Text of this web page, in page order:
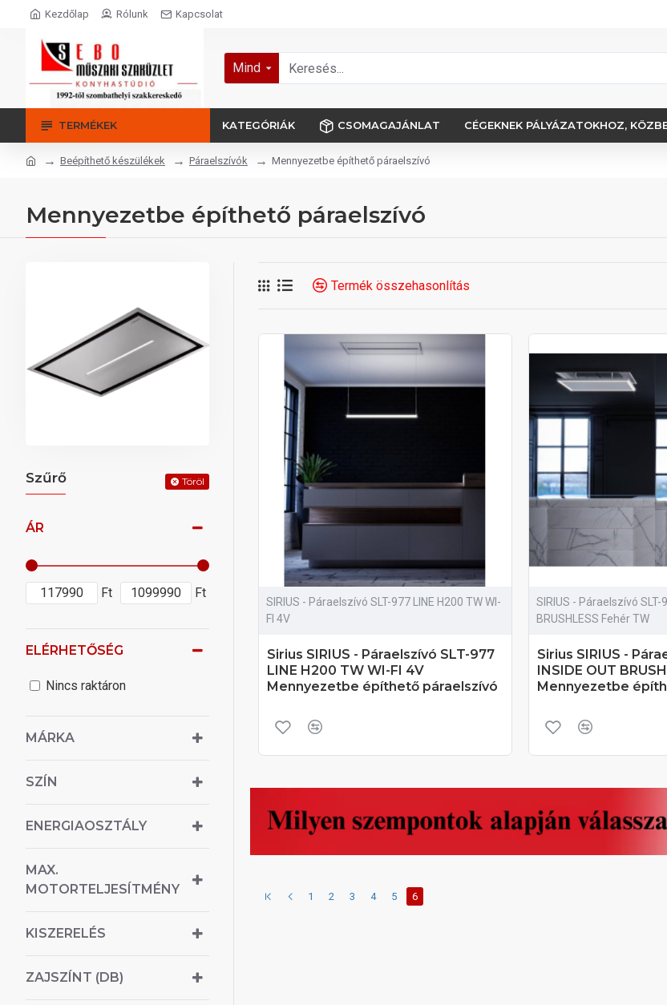
Kezdőlap Rólunk Kapcsolat
Mind
TERMÉKEK KATEGÓRIÁK CSOMAGAJÁNLAT CÉGEKNEK PÁLYÁZATOKHOZ,
Beépíthető készülékek Páraelszívók Mennyezetbe építhető páraelszívó
Mennyezetbe építhető páraelszívó
Szűrő Töröl
ÁR
Ft Ft
MÁRKA
SZÍN
ENERGIAOSZTÁLY
MAX.
MOTORTELJESÍTMÉNY
KISZERELÉS
ZAJSZÍNT (DB)
ELÉRHETŐSÉG
Nincs raktáron
Termék összehasonlítás
SIRIUS - Páraelszívó SLT-977 LINE H200 TW WI-
FI 4V
Sirius SIRIUS - Páraelszívó SLT-977
LINE H200 TW WI-FI 4V
Mennyezetbe építhető páraelszívó
SIRIUS - Páraelszívó SLT-
BRUSHLESS Fehér TW
Sirius SIRIUS -
INSIDE OUT
Mennyezetbe
1 2 3 4 5 6